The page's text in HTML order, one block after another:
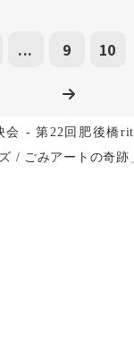
... 9 10